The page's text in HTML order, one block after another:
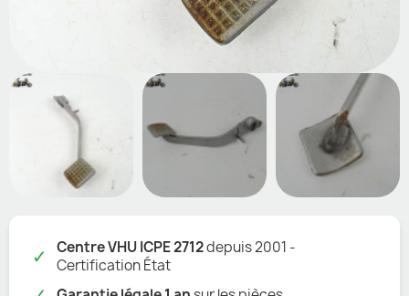
✓ Centre VHU ICPE 2712depuis 2001 -
Certification État